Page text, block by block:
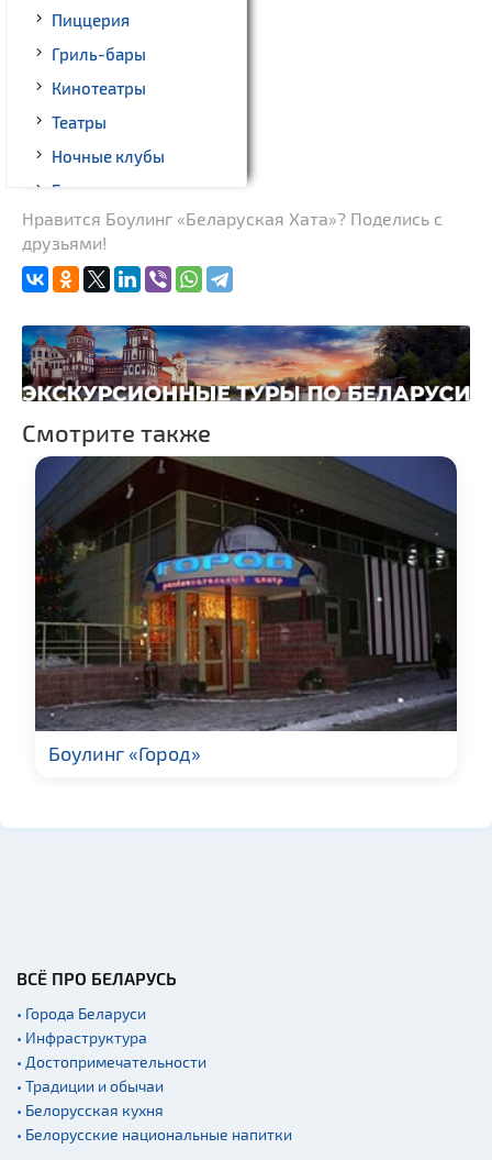
Пиццерия
Гриль-бары
Кинотеатры
Театры
Ночные клубы
Бильярд
Казино
универмаги
перевозки
Fast-food
Гражданская
Замки и дворцы
Церкви
Музеи
Галереи
Памятники природы
Производства
Мастер-классы
Новости
Спортинг-клубы и тиры
Аэропорты
Железнодорожные
вокзалы
Речной транспорт и
причалы
Нравится Боулинг «Беларуская Хата»? Поделись с
друзьями!
Смотрите также
Боулинг «Город»
ВСЁ ПРО БЕЛАРУСЬ
• Города Беларуси
• Инфраструктура
• Достопримечательности
• Традиции и обычаи
• Белорусская кухня
• Белорусские национальные напитки